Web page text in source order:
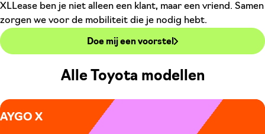
XLLease ben je niet alleen een klant, maar een vriend. Samen
zorgen we voor de mobiliteit die je nodig hebt.
Doe mij een voorstel
Alle Toyota modellen
AYGO X